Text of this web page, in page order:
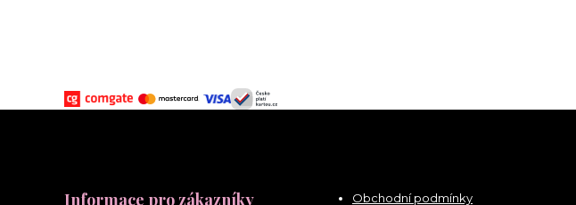
Informace pro zákazníky Obchodní podmínky